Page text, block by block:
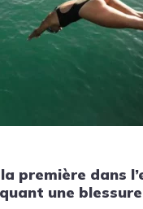
première dans
une